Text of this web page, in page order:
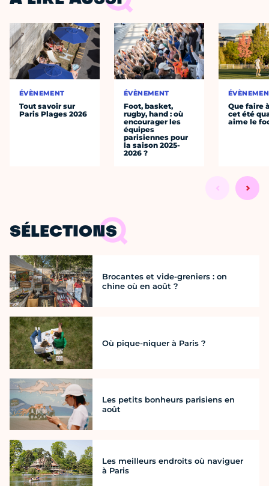
ÉVÈNEMENT
Tout savoir sur
Paris Plages 2026
ÉVÈNEMENT
Foot, basket,
rugby, hand : où
encourager les
équipes
parisiennes pour
la saison 2025-
2026 ?
Que faire
cet été
aime le
SÉLECTIONS
Brocantes et vide-greniers : on
chine où en août ?
Où pique-niquer à Paris ?
Les petits bonheurs parisiens en
août
Les meilleurs endroits où naviguer
à Paris